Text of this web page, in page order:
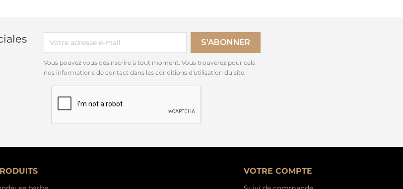
Vous pouvez vous désinscrire à tout moment. Vous trouverez pour cela
nos informations de contact dans les conditions d'utilisation du site.
VOTRE COMPTE